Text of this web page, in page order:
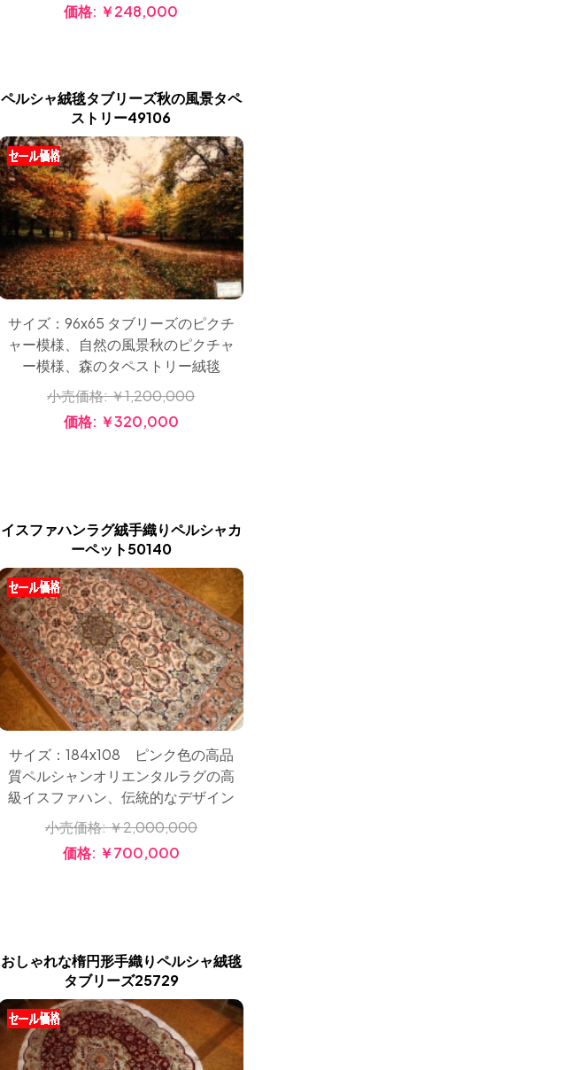
価格: ￥248,000
ペルシャ絨毯タブリーズ秋の風景タペ
ストリー49106
サイズ：96x65 タブリーズのピクチ
ャー模様、自然の風景秋のピクチャ
ー模様、森のタペストリー絨毯
小売価格:￥1,200,000
価格: ￥320,000
イスファハンラグ絨手織りペルシャカ
ーペット50140
サイズ：184x108 ピンク色の高品
質ペルシャンオリエンタルラグの高
級イスファハン、伝統的なデザイン
小売価格:￥2,000,000
価格: ￥700,000
おしゃれな楕円形手織りペルシャ絨毯
タブリーズ25729